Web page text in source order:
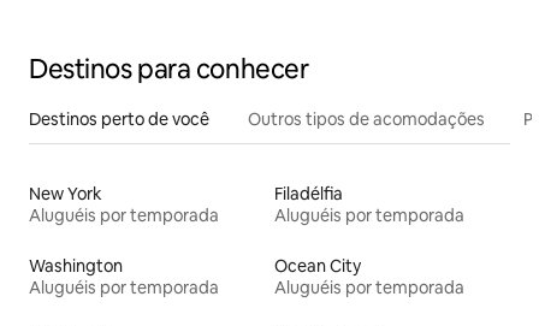
Destinos para conhecer
Destinos perto de você Outros tipos de acomodações
New York
Aluguéis por temporada
Filadélfia
Aluguéis por temporada
Washington
Aluguéis por temporada
Ocean City
Aluguéis por temporada